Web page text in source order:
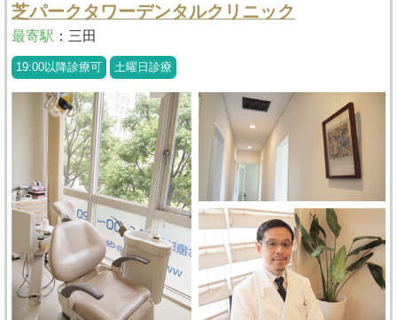
芝パークタワーデンタルクリニック
最寄駅 ： 三田
19:00以降診療可 土曜日診療